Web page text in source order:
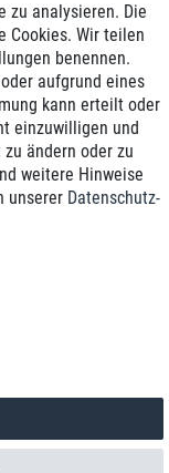
Werktag
9 Uhr - 18 Uhr.
zu analysieren. Die
Cookies. Wir teilen
benennen.
aufgrund eines
kann erteilt oder
einzuwilligen und
ändern oder zu
weitere Hinweise
unserer Daten­schutz­